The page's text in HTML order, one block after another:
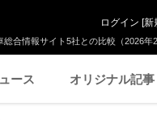
合情報サイト5社との比較（2026年
ログイン [新
ース オリジナル記事